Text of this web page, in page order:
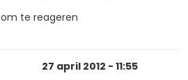
om te reageren
27 april 2012 - 11:55